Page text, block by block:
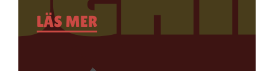
Stockholms äldsta
standupklubbar och är känd för
att ha de bästa komikerna i
LÄS MER